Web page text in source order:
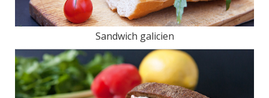
Sandwich galicien